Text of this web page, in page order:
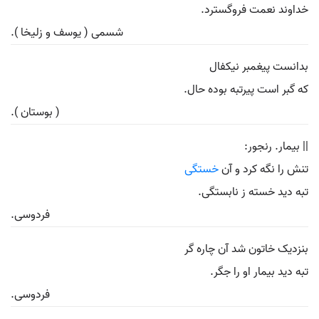
خداوند نعمت فروگسترد.
شسمی ( یوسف و زلیخا ).
بدانست پیغمبر نیکفال
که گبر است پیرتبه بوده حال.
( بوستان ).
|| بیمار. رنجور:
تنش را نگه کرد و آنخستگی
تبه دید خسته ز نابستگی.
فردوسی.
بنزدیک خاتون شد آن چاره گر
تبه دید بیمار او را جگر.
فردوسی.